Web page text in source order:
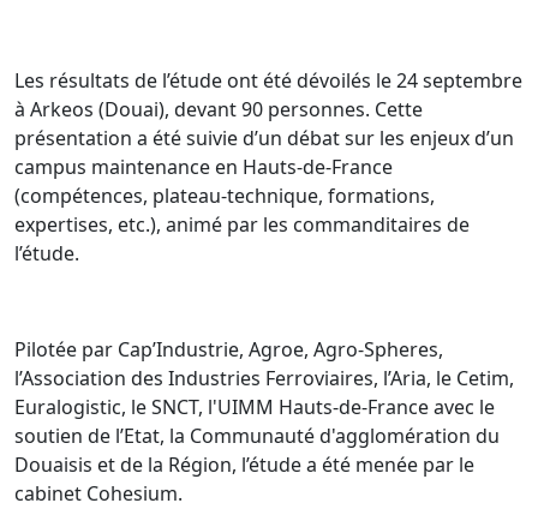
Les résultats de l’étude ont été dévoilés le 24 septembre
à Arkeos (Douai), devant 90 personnes. Cette
présentation a été suivie d’un débat sur les enjeux d’un
campus maintenance en Hauts-de-France
(compétences, plateau-technique, formations,
expertises, etc.), animé par les commanditaires de
l’étude.
Pilotée par Cap’Industrie, Agroe, Agro-Spheres,
l’Association des Industries Ferroviaires, l’Aria, le Cetim,
Euralogistic, le SNCT, l'UIMM Hauts-de-France avec le
soutien de l’Etat, la Communauté d'agglomération du
Douaisis et de la Région, l’étude a été menée par le
cabinet Cohesium.